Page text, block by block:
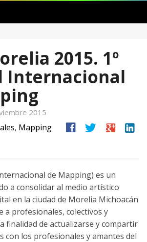
2015. 1º
Internacional
2015
, Mapping
facebook twitter google linkedin
de Mapping) es un
a consolidar al medio artístico
en la ciudad de Morelia Michoacán
a profesionales, colectivos y
finalidad de actualizarse y compartir
con los profesionales y amantes del